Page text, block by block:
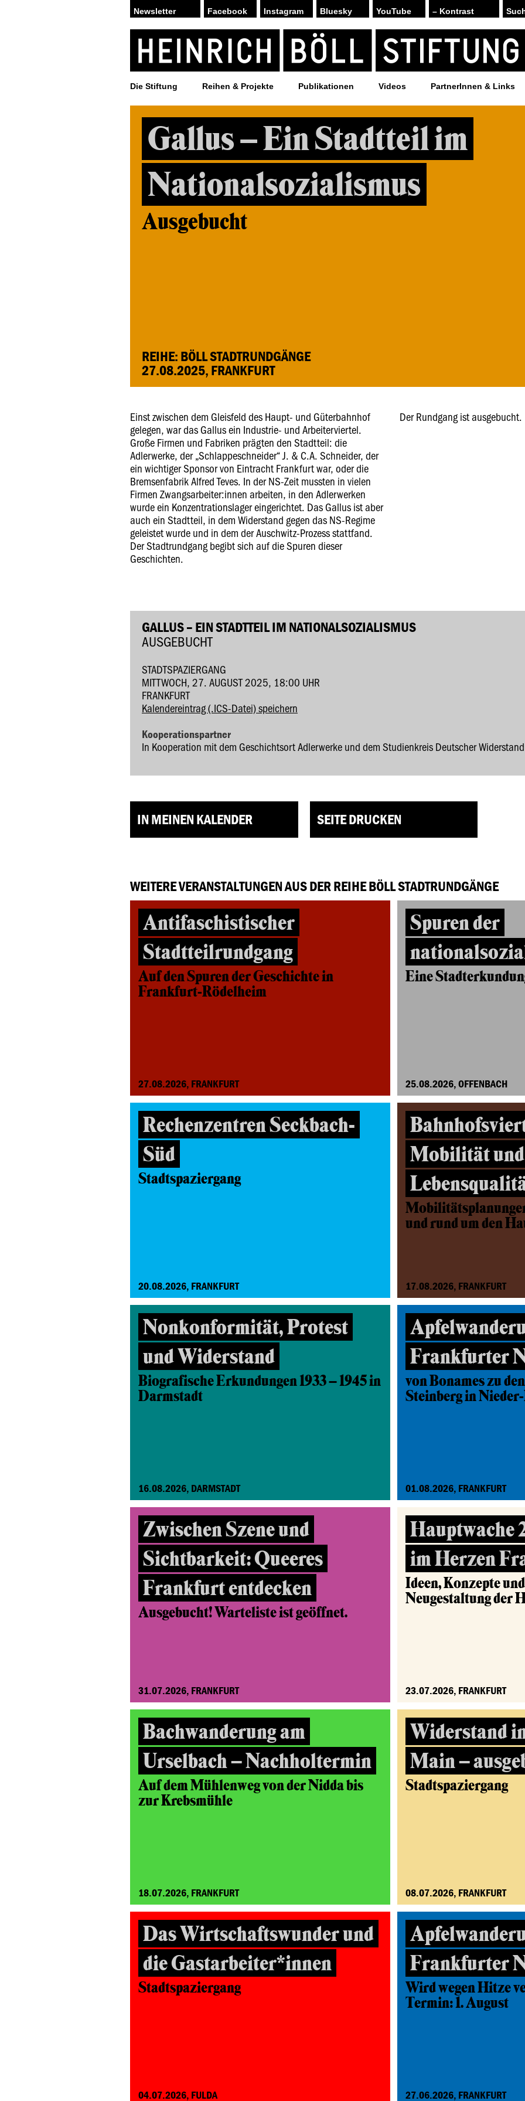
Facebook Instagram Bluesky YouTube – Kontrast
Die Stiftung Reihen & Projekte Publikationen Videos PartnerInnen & Links
Gallus – Ein Stadtteil im
Nationalsozialismus
Ausgebucht
REIHE: BÖLL STADTRUNDGÄNGE
27.08.2025, FRANKFURT
Einst zwischen dem Gleisfeld des Haupt- und Güterbahnhof
gelegen, war das Gallus ein Industrie- und Arbeiterviertel.
Große Firmen und Fabriken prägten den Stadtteil: die
Adlerwerke, der „Schlappeschneider“ J. & C.A. Schneider, der
ein wichtiger Sponsor von Eintracht Frankfurt war, oder die
Bremsenfabrik Alfred Teves. In der NS-Zeit mussten in vielen
Firmen Zwangsarbeiter:innen arbeiten, in den Adlerwerken
wurde ein Konzentrationslager eingerichtet. Das Gallus ist aber
auch ein Stadtteil, in dem Widerstand gegen das NS-Regime
geleistet wurde und in dem der Auschwitz-Prozess stattfand.
Der Stadtrundgang begibt sich auf die Spuren dieser
Geschichten.
Der Rundgang ist ausgebucht.
GALLUS – EIN STADTTEIL IM NATIONALSOZIALISMUS
AUSGEBUCHT
STADTSPAZIERGANG
MITTWOCH, 27. AUGUST 2025, 18:00 UHR
FRANKFURT
Kalendereintrag (.ICS-Datei) speichern
Kooperationspartner
In Kooperation mit dem Geschichtsort Adlerwerke und dem Studienkreis Deutscher
IN MEINEN KALENDER SEITE DRUCKEN
WEITERE VERANSTALTUNGEN AUS DER REIHE BÖLL STADTRUNDGÄNGE
Antifaschistischer
Stadtteilrundgang
Auf den Spuren der Geschichte in
Frankfurt-Rödelheim
27.08.2026, FRANKFURT
Spuren der
Eine
25.08.2026, OFFENBACH
Rechenzentren Seckbach-
Süd
Stadtspaziergang
20.08.2026, FRANKFURT
Mobilität und
und rund um den
17.08.2026, FRANKFURT
Nonkonformität, Protest
und Widerstand
Biografische Erkundungen 1933 – 1945 in
Darmstadt
16.08.2026, DARMSTADT
Frankfurter
von Bonames zu
Steinberg in
01.08.2026, FRANKFURT
Zwischen Szene und
Sichtbarkeit: Queeres
Frankfurt entdecken
Ausgebucht! Warteliste ist geöffnet.
31.07.2026, FRANKFURT
Hauptwache
im Herzen
Ideen, Konzepte
Neugestaltung der
23.07.2026, FRANKFURT
Bachwanderung am
Urselbach – Nachholtermin
Auf dem Mühlenweg von der Nidda bis
zur Krebsmühle
18.07.2026, FRANKFURT
Widerstand
Main –
Stadtspaziergang
08.07.2026, FRANKFURT
Das Wirtschaftswunder und
die Gastarbeiter*innen
Stadtspaziergang
04.07.2026, FULDA
Frankfurter
Wird wegen Hitze
Termin: 1. August
27.06.2026, FRANKFURT